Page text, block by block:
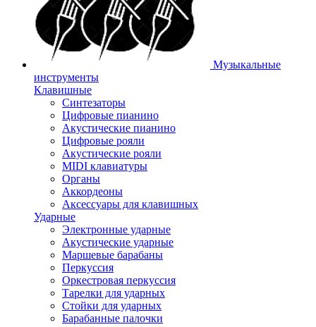
Музыкальные
инструменты
Клавишные
Синтезаторы
Цифровые пианино
Акустические пианино
Цифровые рояли
Акустические рояли
MIDI клавиатуры
Органы
Аккордеоны
Аксессуары для клавишных
Ударные
Электронные ударные
Акустические ударные
Маршевые барабаны
Перкуссия
Оркестровая перкуссия
Тарелки для ударных
Стойки для ударных
Барабанные палочки